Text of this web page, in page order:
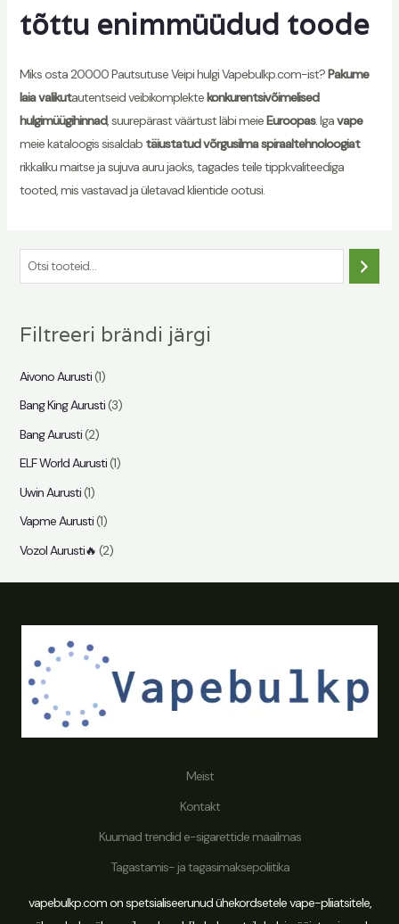
tõttu enimmüüdud toode
Miks osta 20000 Pautsutuse Veipi hulgi Vapebulkp.com-ist?Pakume
laia valikutautentseid veibikomplektekonkurentsivõimelised
hulgimüügihinnad, suurepärast väärtust läbi meieEuroopas. Igavape
meie kataloogis sisaldab täiustatud võrgusilma spiraaltehnoloogiat
rikkaliku maitse ja sujuva auru jaoks, tagades teile tippkvaliteediga
tooted, mis vastavad ja ületavad klientide ootusi.
t
g
Filtreeri brändi järgi
Aivono Aurusti(1)
Bang King Aurusti(3)
Bang Aurusti(2)
ELF World Aurusti(1)
Uwin Aurusti(1)
Vapme Aurusti(1)
Vozol Aurusti🔥 (2)
Meist
Kontakt
Kuumad trendid e-sigarettide maailmas
Tagastamis- ja tagasimaksepoliitika
vapebulkp.com on spetsialiseerunud ühekordsetele vape-pliiatsitele,